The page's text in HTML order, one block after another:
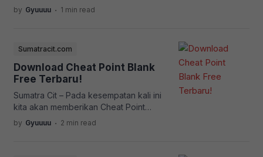
Point Blank dengan Benar dan Baik
menghindari DC Biru pada Akun anda!
Ubah ke BODY jangan ke head Lebih
Bagus lagi Di Kurangin Fitur Cheatnya
Seperti : Vest VERSI V2 :
by Gyuuuu . 1 min read
Sumatracit.com
Download Cheat Point Blank
Free Terbaru!
Sumatra Cit – Pada kesempatan kali ini
kita akan memberikan Cheat Point
Blank Free Terbaru! Namun perlu di
ingat! kami tidak menyarankan Bermain
by Gyuuuu . 2 min read